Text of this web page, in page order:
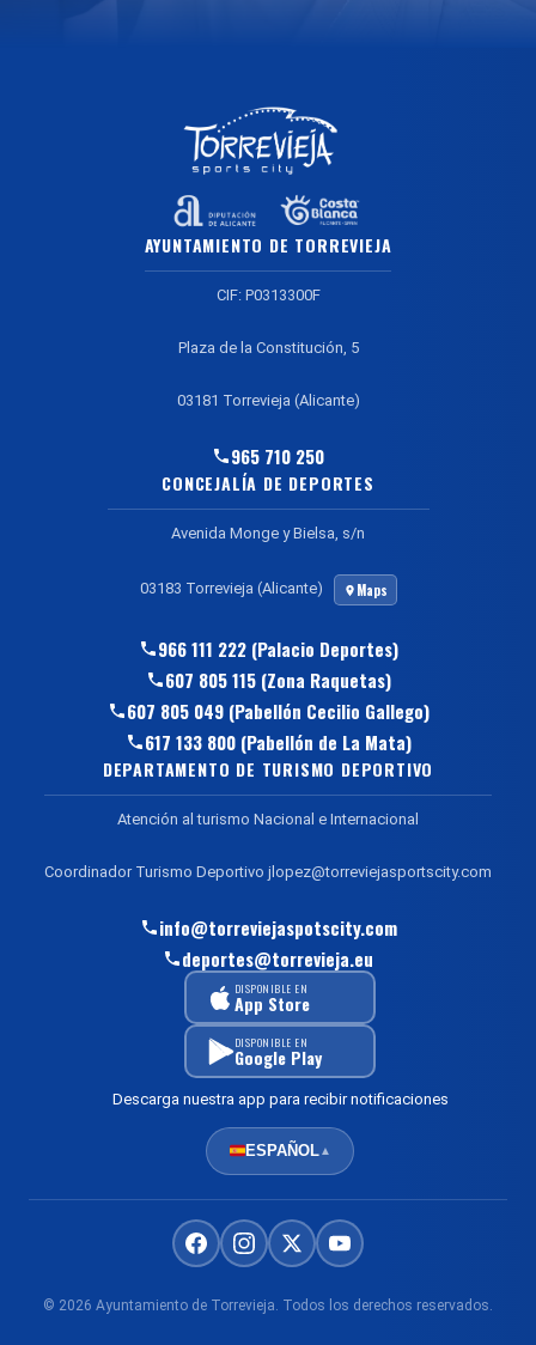
AYUNTAMIENTO DE TORREVIEJA
CIF: P0313300F
Plaza de la Constitución, 5
03181 Torrevieja (Alicante)
965 710 250
CONCEJALÍA DE DEPORTES
Avenida Monge y Bielsa, s/n
03183 Torrevieja (Alicante) Maps
966 111 222 (Palacio Deportes)
607 805 115 (Zona Raquetas)
607 805 049 (Pabellón Cecilio Gallego)
617 133 800 (Pabellón de La Mata)
DEPARTAMENTO DE TURISMO DEPORTIVO
Atención al turismo Nacional e Internacional
Coordinador Turismo Deportivo jlopez@torreviejasportscity.com
info@torreviejaspotscity.com
deportes@torrevieja.eu
DISPONIBLE EN
App Store
DISPONIBLE EN
Google Play
Descarga nuestra app para recibir notificaciones
ESPAÑOL▲
© 2026 Ayuntamiento de Torrevieja. Todos los derechos reservados.